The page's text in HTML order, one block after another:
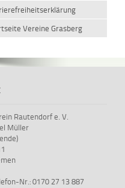
Vereine Grasberg
Rautendorf e. V.
Müller
Nr.: 0170 27 13 887